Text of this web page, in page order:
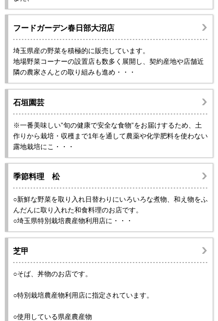
フードガーデン春日部大沼店
埼玉県産の野菜を積極的に販売しています。
地場野菜コーナーの設置店も数多く展開し、契約産地や店舗近
隣の農家さんとの取り組みも進め・・・
石垣園芸
※一番美味しい”旬の健康で安全な食物”をお届けするため、土
作りから栽培・収穫まで1年を通して農薬や化学肥料を使わない
露地栽培にこ・・・
季節料理 松
○新鮮な野菜を取り入れ日替わりにいろいろな煮物、和え物をふ
んだんに取り入れた和食料理のお店です。
○埼玉県特別栽培農産物利用店に・・・
芝甲
○そば、丼物のお店です。
○特別栽培農産物利用店に指定されています。
○使用している県産農産物